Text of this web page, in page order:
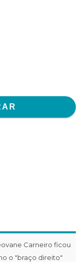
Carneiro ficou
o "braço direito"